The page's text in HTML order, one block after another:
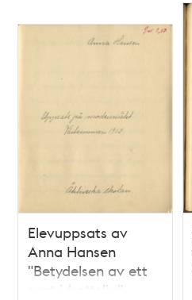
poster
Elevuppsats av
Anna Hansen
"Betydelsen av ett
sunt idrottsliv" -